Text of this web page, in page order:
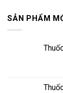
SẢN PHẨM